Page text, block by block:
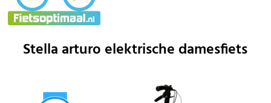
Stella arturo elektrische damesfiets